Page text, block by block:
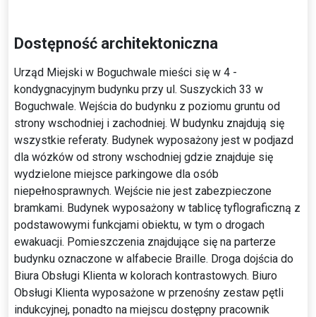
Dostępność architektoniczna
Urząd Miejski w Boguchwale mieści się w 4 -
kondygnacyjnym budynku przy ul. Suszyckich 33 w
Boguchwale. Wejścia do budynku z poziomu gruntu od
strony wschodniej i zachodniej. W budynku znajdują się
wszystkie referaty. Budynek wyposażony jest w podjazd
dla wózków od strony wschodniej gdzie znajduje się
wydzielone miejsce parkingowe dla osób
niepełnosprawnych. Wejście nie jest zabezpieczone
bramkami. Budynek wyposażony w tablicę tyflograficzną z
podstawowymi funkcjami obiektu, w tym o drogach
ewakuacji. Pomieszczenia znajdujące się na parterze
budynku oznaczone w alfabecie Braille. Droga dojścia do
Biura Obsługi Klienta w kolorach kontrastowych. Biuro
Obsługi Klienta wyposażone w przenośny zestaw pętli
indukcyjnej, ponadto na miejscu dostępny pracownik